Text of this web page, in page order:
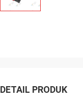
DETAIL PRODUK